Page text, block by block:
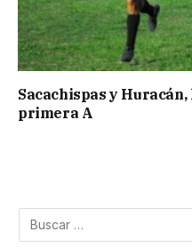
Sacachispas y
primera A